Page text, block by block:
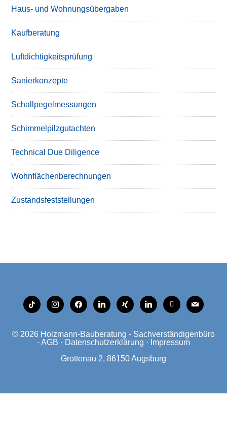
Haus- und Wohnungsübergaben
Kaufberatung
Luftdichtigkeitsprüfung
Sanierkonzepte
Schallpegelmessungen
Schimmelpilzgutachten
Technical Due Diligence
Wohnflächenberechnungen
Zustandsfeststellungen
tiktok instagramfacebooklinkedinxing linkedinmobilemail
© 2026 Holzmann-Bauberatung - Sachverständigenbüro
· AGB · Datenschutzerklärung · Impressum
Grottenau 2, 86150 Augsburg